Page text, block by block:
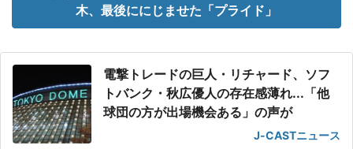
木、最後ににじませた「プライド」
電撃トレードの巨人・リチャード、ソフ
トバンク・秋広優人の存在感薄れ...「他
球団の方が出場機会ある」の声が
J-CASTニュース